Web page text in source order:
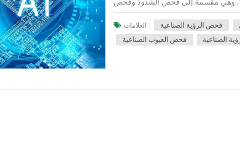
على المنتج". وهي مقسمة إلى فحص الشذوذ وفحص
مثل عينات العيوب الصغيرة، ودورة بناء
المعقدة. تتمثل المزايا الأساسية
العلامات، ويمكن تغيير نموذج المنتج
الكشف عن العيوب الشاذة لمعالجة
العلامات : فحص الرؤية الصناعية
فحص العيوب الصناعية
الصناعية